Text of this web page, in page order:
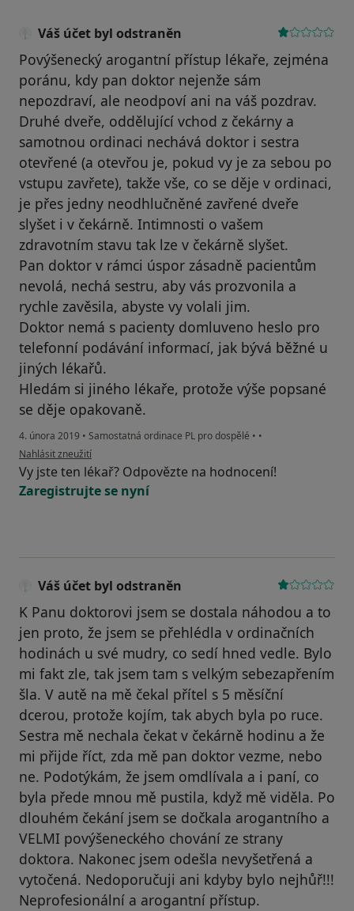
Váš účet byl odstraněn
Povýšenecký arogantní přístup lékaře, zejména
poránu, kdy pan doktor nejenže sám
nepozdraví, ale neodpoví ani na váš pozdrav.
Druhé dveře, oddělující vchod z čekárny a
samotnou ordinaci nechává doktor i sestra
otevřené (a otevřou je, pokud vy je za sebou po
vstupu zavřete), takže vše, co se děje v ordinaci,
je přes jedny neodhlučněné zavřené dveře
slyšet i v čekárně. Intimnosti o vašem
zdravotním stavu tak lze v čekárně slyšet.
Pan doktor v rámci úspor zásadně pacientům
nevolá, nechá sestru, aby vás prozvonila a
rychle zavěsila, abyste vy volali jim.
Doktor nemá s pacienty domluveno heslo pro
telefonní podávání informací, jak bývá běžné u
jiných lékařů.
Hledám si jiného lékaře, protože výše popsané
se děje opakovaně.
4. února 2019 • Samostatná ordinace PL pro dospělé • •
podle názoru uživatele Váš účet byl odstraněn
Nahlásit zneužití
Vy jste ten lékař? Odpovězte na hodnocení!
Zaregistrujte se nyní
Váš účet byl odstraněn
K Panu doktorovi jsem se dostala náhodou a to
jen proto, že jsem se přehlédla v ordinačních
hodinách u své mudry, co sedí hned vedle. Bylo
mi fakt zle, tak jsem tam s velkým sebezapřením
šla. V autě na mě čekal přítel s 5 měsíční
dcerou, protože kojím, tak abych byla po ruce.
Sestra mě nechala čekat v čekárně hodinu a že
mi přijde říct, zda mě pan doktor vezme, nebo
ne. Podotýkám, že jsem omdlívala a i paní, co
byla přede mnou mě pustila, když mě viděla. Po
dlouhém čekání jsem se dočkala arogantního a
VELMI povýšeneckého chování ze strany
doktora. Nakonec jsem odešla nevyšetřená a
vytočená. Nedoporučuji ani kdyby bylo nejhůř!!!
Neprofesionální a arogantní přístup.